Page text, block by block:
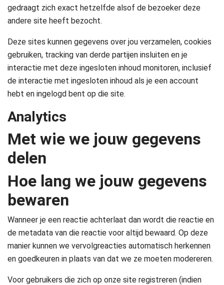
gedraagt zich exact hetzelfde alsof de bezoeker deze
andere site heeft bezocht.
Deze sites kunnen gegevens over jou verzamelen, cookies
gebruiken, tracking van derde partijen insluiten en je
interactie met deze ingesloten inhoud monitoren, inclusief
de interactie met ingesloten inhoud als je een account
hebt en ingelogd bent op die site.
Analytics
Met wie we jouw gegevens
delen
Hoe lang we jouw gegevens
bewaren
Wanneer je een reactie achterlaat dan wordt die reactie en
de metadata van die reactie voor altijd bewaard. Op deze
manier kunnen we vervolgreacties automatisch herkennen
en goedkeuren in plaats van dat we ze moeten modereren.
Voor gebruikers die zich op onze site registreren (indien